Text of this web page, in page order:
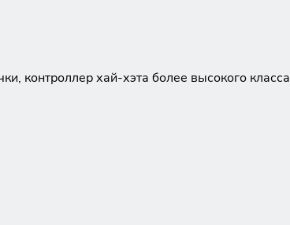
контроллер хай-хэта более высокого класса